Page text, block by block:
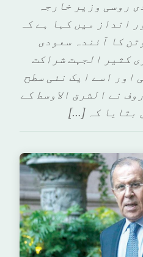
روسی وزیر خارجہ
انداز میں کہا ہے کہ
کا آئندہ سعودی
کثیر الجہت شراکت
اور اسے ایک نئی سطح
نے الشرق الاوسط کے
بتایا کہ […]